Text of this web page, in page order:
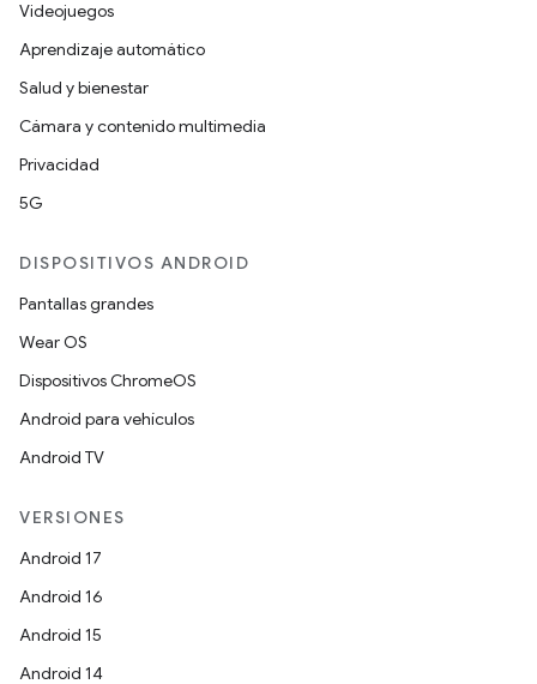
Videojuegos
Aprendizaje automático
Salud y bienestar
Cámara y contenido multimedia
Privacidad
5G
DISPOSITIVOS ANDROID
Pantallas grandes
Wear OS
Dispositivos ChromeOS
Android para vehículos
Android TV
VERSIONES
Android 17
Android 16
Android 15
Android 14